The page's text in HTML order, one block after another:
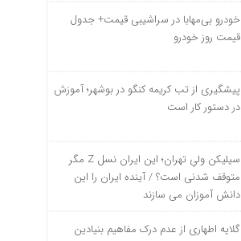
خودرو بی‌مهابا در سراشیبی قیمت+ جدول
قیمت روز خودرو
پیشگیری از تب کریمه کنگو در بوشهر؛ آموزش
در دستور کار است
سیلیکن ولیِ تهران؛ این ایران نسل Z مگر
متوقف شدنی است؟ / آینده ایران را این
دانش آموزان می سازند
گلایه اطهاری از عدم درک مفاهیم بنیادین